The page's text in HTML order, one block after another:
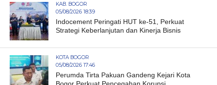
KAB. BOGOR
05/08/2026 18:39
Indocement Peringati HUT ke-51, Perkuat
Strategi Keberlanjutan dan Kinerja Bisnis
KOTA BOGOR
05/08/2026 17:46
Perumda Tirta Pakuan Gandeng Kejari Kota